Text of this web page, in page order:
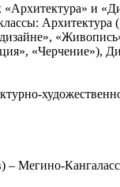
и
Архитектура
«Черчение»),
– Мегино-